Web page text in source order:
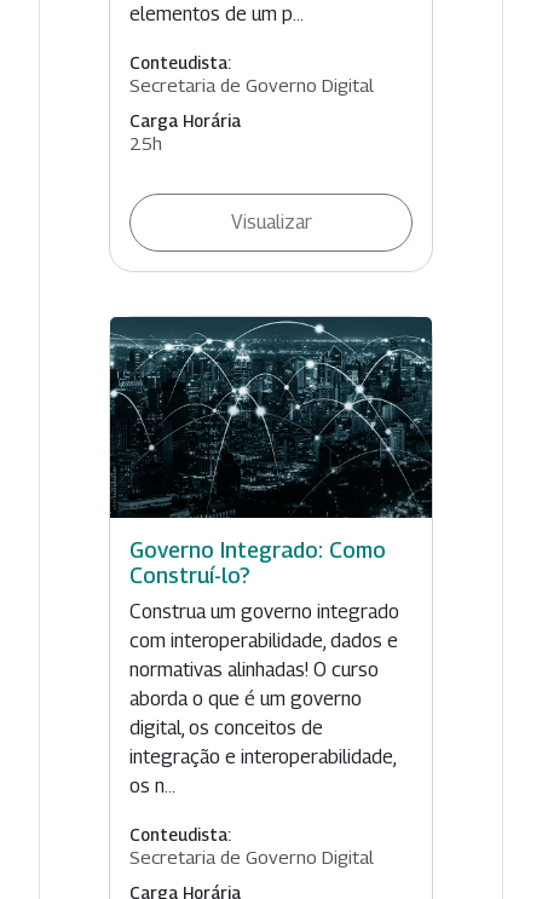
elementos de um p...
Conteudista:
Secretaria de Governo Digital
Carga Horária
25h
Visualizar
Governo Integrado: Como
Construí-lo?
Construa um governo integrado
com interoperabilidade, dados e
normativas alinhadas! O curso
aborda o que é um governo
digital, os conceitos de
integração e interoperabilidade,
os n...
Conteudista:
Secretaria de Governo Digital
Carga Horária